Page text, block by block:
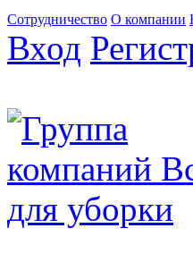
Сотрудничество О компании
Вход